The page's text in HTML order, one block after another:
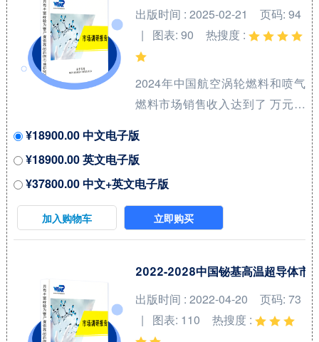
Production from Water
Electrolysis）核心厂商包括田中
贵金属集团和庄信万丰等，前两
大厂商占有全球大约7...
出版时间 : 2025-02-21
页码: 94
| 图表: 90
热搜度 :
2024年中国航空涡轮燃料和喷气
燃料市场销售收入达到了 万元，
2025-2031期间年复合增长率
(CAGR)为 %。本研究项目旨在梳
理航空涡轮燃料和喷气燃料领域
产品系列，洞悉行业特点、市场
存量空间及增量空间，并结合市
喷气燃料领域内各类竞争者所处
Jet Fuel）和涡轮燃料（Turbine
Fuels）是用于飞机发动机的高性
¥18900.00 中文电子版
¥18900.00 英文电子版
¥37800.00 中文+英文电子版
加入购物车 立即购买
2022-2028中国铋基高温超导体市
出版时间 : 2022-04-20
页码: 73
| 图表: 110
热搜度 :